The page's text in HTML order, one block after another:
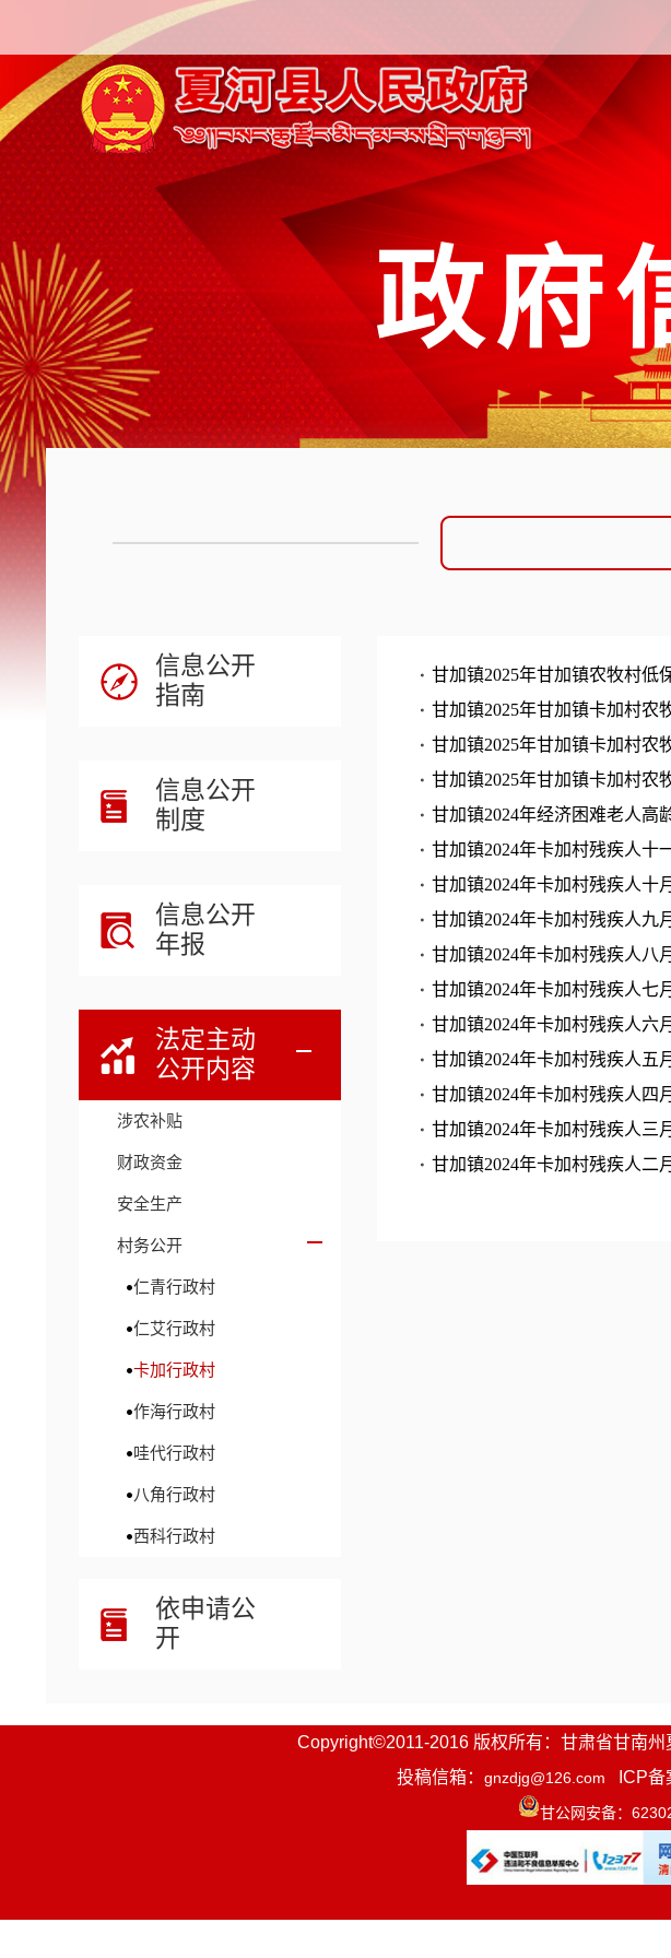
政府
信息公开
指南
信息公开
制度
信息公开
年报
法定主动
公开内容
涉农补贴
财政资金
安全生产
村务公开
仁青行政村
仁艾行政村
卡加行政村
作海行政村
哇代行政村
八角行政村
西科行政村
依申请公
开
甘加镇2025年甘加镇农牧村低
甘加镇2025年甘加镇卡加村农
甘加镇2025年甘加镇卡加村农
甘加镇2025年甘加镇卡加村农
甘加镇2024年经济困难老人高
甘加镇2024年卡加村残疾人十
甘加镇2024年卡加村残疾人十
甘加镇2024年卡加村残疾人九
甘加镇2024年卡加村残疾人八
甘加镇2024年卡加村残疾人七
甘加镇2024年卡加村残疾人六
甘加镇2024年卡加村残疾人五
甘加镇2024年卡加村残疾人四
甘加镇2024年卡加村残疾人三
甘加镇2024年卡加村残疾人二
Copyright©2011-2016 版权所有：甘肃省甘南
投稿信箱： gnzdjg@126.com ICP备
甘公网安备：